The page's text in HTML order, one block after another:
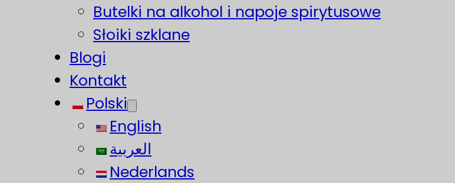
Butelki na alkohol i napoje spirytusowe
Słoiki szklane
Blogi
Kontakt
Polski
English
العربية
Nederlands